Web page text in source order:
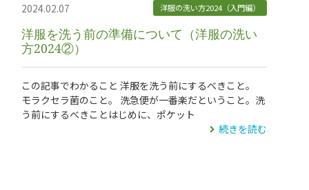
洋服を洗う前の準備について（洋服の洗い
方2024②）
2024.02.07 洋服の洗い方2024（入門編）
この記事でわかること 洋服を洗う前にするべきこと。
モラクセラ菌のこと。 洗急便が一番楽だということ。洗
う前にするべきことはじめに、ポケット
続きを読む